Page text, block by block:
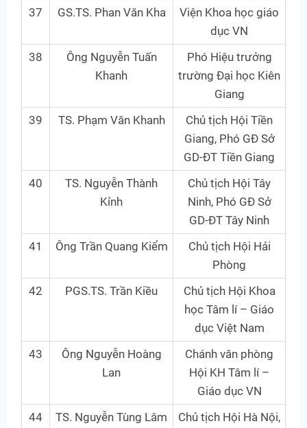
37
GS.TS. Phan Văn Kha
Viện Khoa học giáo
dục VN
38
Ông Nguyễn Tuấn
Khanh
Phó Hiệu trưởng
trường Đại học Kiên
Giang
39
TS. Phạm Văn Khanh
Chủ tịch Hội Tiền
Giang, Phó GĐ Sở
GD-ĐT Tiền Giang
40
TS. Nguyễn Thành
Kỉnh
Chủ tịch Hội Tây
Ninh, Phó GĐ Sở
GD-ĐT Tây Ninh
41
Ông Trần Quang Kiểm
Chủ tịch Hội Hải
Phòng
42
PGS.TS. Trần Kiều
Chủ tịch Hội Khoa
học Tâm lí – Giáo
dục Việt Nam
43
Ông Nguyễn Hoàng
Lan
Chánh văn phòng
Hội KH Tâm lí –
Giáo dục VN
44
TS. Nguyễn Tùng Lâm
Chủ tịch Hội Hà Nội,